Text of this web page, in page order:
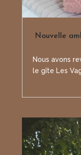
Nouvelle
Nous avons
le gîte Les